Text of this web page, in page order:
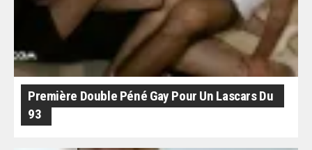
Première Double Péné Gay Pour Un Lascars Du
93